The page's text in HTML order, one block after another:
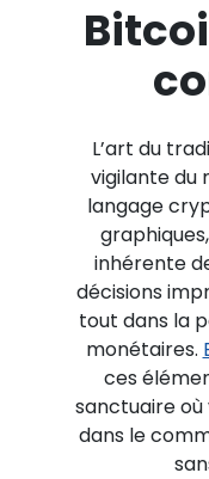
L’art du
vigilante du
langage
inhérente
décisions
tout dans la
monétaires.
ces
sanctuaire où
dans le